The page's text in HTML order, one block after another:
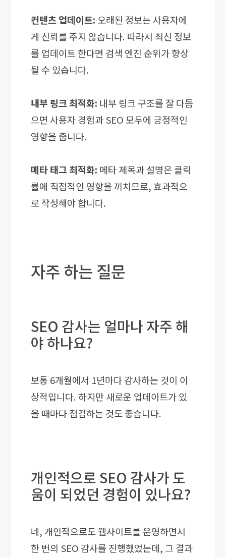
컨텐츠 업데이트: 오래된 정보는 사용자에
게 신뢰를 주지 않습니다. 따라서 최신 정보
를 업데이트 한다면 검색 엔진 순위가 향상
될 수 있습니다.
내부 링크 최적화: 내부 링크 구조를 잘 다듬
으면 사용자 경험과 SEO 모두에 긍정적인
영향을 줍니다.
메타 태그 최적화: 메타 제목과 설명은 클릭
률에 직접적인 영향을 끼치므로, 효과적으
로 작성해야 합니다.
자주 하는 질문
SEO 감사는 얼마나 자주 해
야 하나요?
보통 6개월에서 1년마다 감사하는 것이 이
상적입니다. 하지만 새로운 업데이트가 있
을 때마다 점검하는 것도 좋습니다.
개인적으로 SEO 감사가 도
움이 되었던 경험이 있나요?
네, 개인적으로도 웹사이트를 운영하면서
한 번의 SEO 감사를 진행했었는데, 그 결과